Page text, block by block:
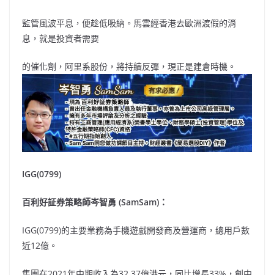
監管風波平息，便趁低吸納。馬雲經香港去歐洲渡假的消
息，就是投資者需要
的催化劑，阿里系股份，將持續反彈，現正是建倉時機。
IGG(0799)
百利好証券策略師岑智勇 (SamSam)：
IGG(0799)的主要業務為手機遊戲開發商及營運商，總用戶數
近12億。